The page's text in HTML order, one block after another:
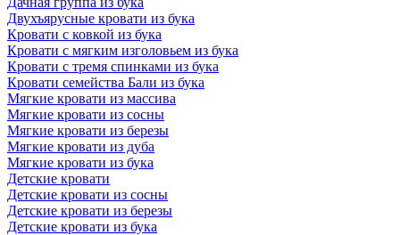
Двухъярусные кровати из бука
Кровати с ковкой из бука
Кровати с мягким изголовьем из бука
Кровати с тремя спинками из бука
Кровати семейства Бали из бука
Мягкие кровати из массива
Мягкие кровати из сосны
Мягкие кровати из березы
Мягкие кровати из дуба
Мягкие кровати из бука
Детские кровати
Детские кровати из сосны
Детские кровати из березы
Детские кровати из бука